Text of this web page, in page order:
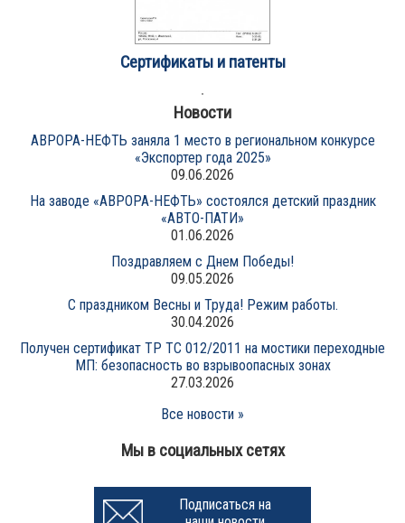
Сертификаты и патенты
Новости
АВРОРА-НЕФТЬ заняла 1 место в региональном конкурсе
«Экспортер года 2025»
09.06.2026
На заводе «АВРОРА-НЕФТЬ» состоялся детский праздник
«АВТО-ПАТИ»
01.06.2026
Поздравляем с Днем Победы!
09.05.2026
С праздником Весны и Труда! Режим работы.
30.04.2026
Получен сертификат ТР ТС 012/2011 на мостики переходные
МП: безопасность во взрывоопасных зонах
27.03.2026
Все новости »
Мы в социальных сетях
Подписаться на